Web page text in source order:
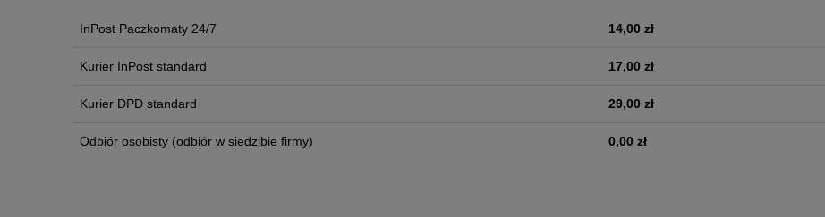
InPost Paczkomaty 24/7 14,00 zł
Kurier InPost standard 17,00 zł
Kurier DPD standard 29,00 zł
Odbiór osobisty (odbiór w siedzibie firmy) 0,00 zł